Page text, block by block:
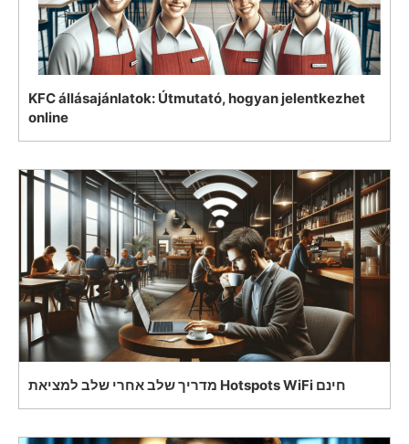
KFC állásajánlatok: Útmutató, hogyan jelentkezhet
online
מדריך שלב אחרי שלב למציאת Hotspots WiFi חינם